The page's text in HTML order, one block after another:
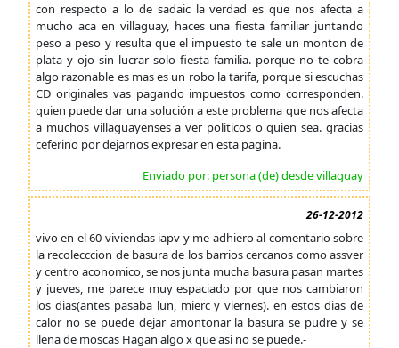
con respecto a lo de sadaic la verdad es que nos afecta a
mucho aca en villaguay, haces una fiesta familiar juntando
peso a peso y resulta que el impuesto te sale un monton de
plata y ojo sin lucrar solo fiesta familia. porque no te cobra
algo razonable es mas es un robo la tarifa, porque si escuchas
CD originales vas pagando impuestos como corresponden.
quien puede dar una solución a este problema que nos afecta
a muchos villaguayenses a ver politicos o quien sea. gracias
ceferino por dejarnos expresar en esta pagina.
Enviado por: persona (de) desde villaguay
26-12-2012
vivo en el 60 viviendas iapv y me adhiero al comentario sobre
la recolecccion de basura de los barrios cercanos como assver
y centro aconomico, se nos junta mucha basura pasan martes
y jueves, me parece muy espaciado por que nos cambiaron
los dias(antes pasaba lun, mierc y viernes). en estos dias de
calor no se puede dejar amontonar la basura se pudre y se
llena de moscas Hagan algo x que asi no se puede.-